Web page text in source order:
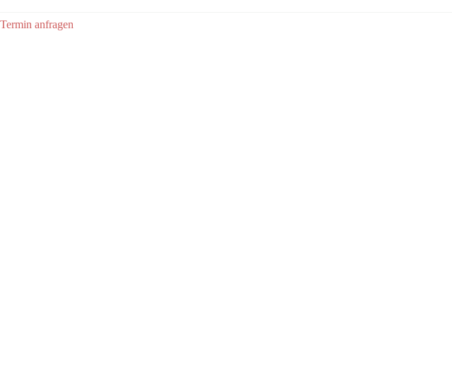
Termin anfragen